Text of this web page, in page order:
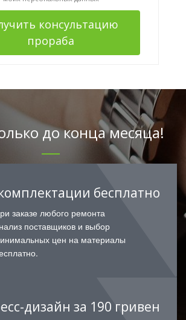
консультацию
прораба
до конца месяца!
бесплатно
заказе любого ремонта
поставщиков и выбор
цен на материалы
дизайн за 190 гривен